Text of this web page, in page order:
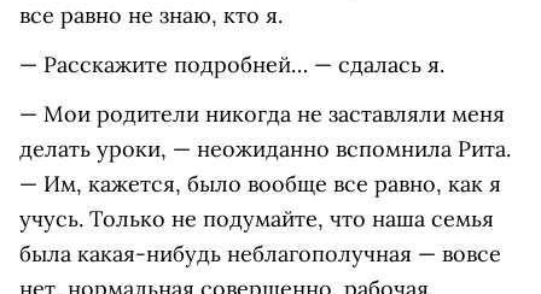
все равно не знаю, кто я.
— Расскажите подробней… — сдалась я.
— Мои родители никогда не заставляли меня
делать уроки, — неожиданно вспомнила Рита.
— Им, кажется, было вообще все равно, как я
учусь. Только не подумайте, что наша семья
была какая-нибудь неблагополучная — вовсе